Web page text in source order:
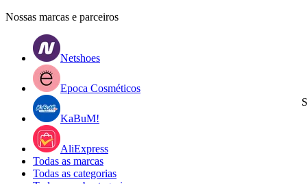
Nossas marcas e parceiros
Netshoes
Epoca Cosméticos
KaBuM!
AliExpress
Todas as marcas
Todas as categorias